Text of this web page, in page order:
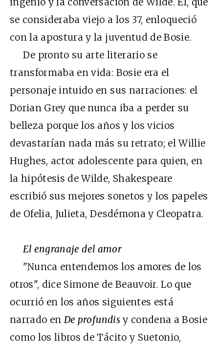
se consideraba viejo a los 37, enloqueció
con la apostura y la juventud de Bosie.
De pronto su arte literario se
transformaba en vida: Bosie era el
personaje intuido en sus narraciones: el
Dorian Grey que nunca iba a perder su
belleza porque los años y los vicios
devastarían nada más su retrato; el Willie
Hughes, actor adolescente para quien, en
la hipótesis de Wilde, Shakespeare
escribió sus mejores sonetos y los papeles
de Ofelia, Julieta, Desdémona y Cleopatra.
El engranaje del amor
"Nunca entendemos los amores de los
otros", dice Simone de Beauvoir. Lo que
ocurrió en los años siguientes está
narrado en De profundisy condena a Bosie
como los libros de Tácito y Suetonio,